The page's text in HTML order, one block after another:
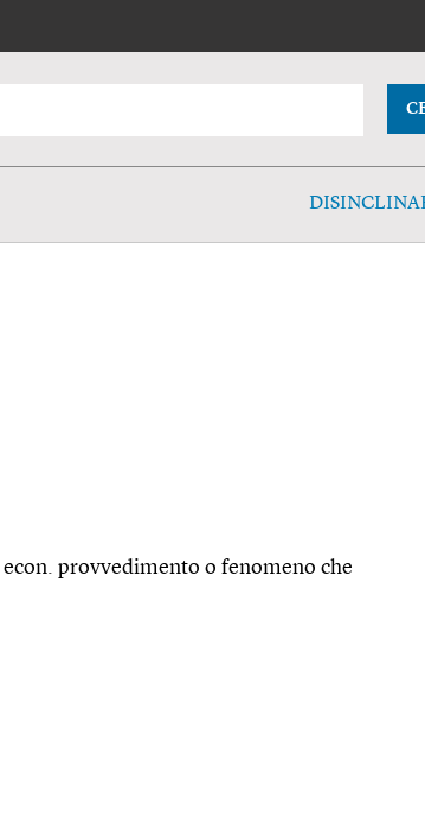
econ. provvedimento o fenomeno che